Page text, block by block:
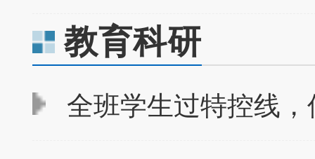
教育科研
全班学生过特控线，